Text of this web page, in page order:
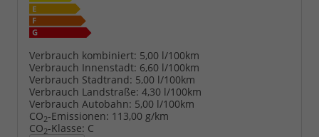
Verbrauch kombiniert: 5,00 l/100km
Verbrauch Innenstadt: 6,60 l/100km
Verbrauch Stadtrand: 5,00 l/100km
Verbrauch Landstraße: 4,30 l/100km
Verbrauch Autobahn: 5,00 l/100km
CO2-Emissionen: 113,00 g/km
CO2-Klasse: C